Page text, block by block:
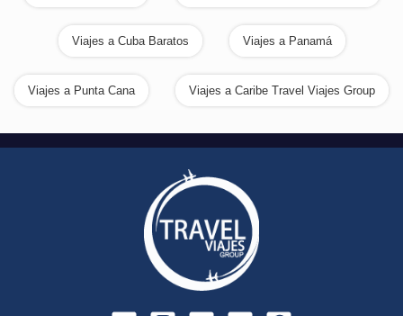
Viajes a Cuba Baratos Viajes a Panamá
Viajes a Punta Cana Viajes a Caribe Travel Viajes Group